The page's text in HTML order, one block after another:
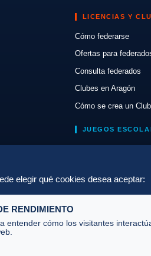
LICENCIAS Y
Cómo federarse
Ofertas para
Consulta federados
Clubes en Aragón
Cómo se crea un Club
JUEGOS
elegir qué cookies desea aceptar:
RENDIMIENTO
entender cómo los visitantes